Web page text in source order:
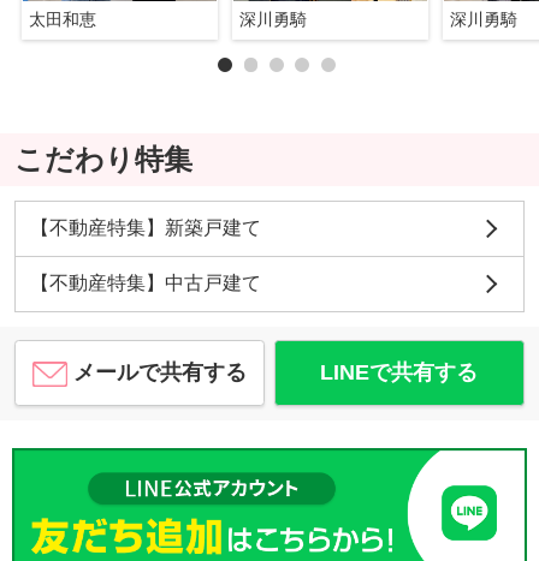
太田和恵 深川勇騎 深川勇騎
こだわり特集
【不動産特集】新築戸建て
【不動産特集】中古戸建て
メールで共有する LINEで共有する